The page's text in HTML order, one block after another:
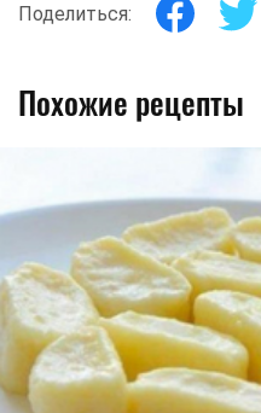
Поделиться:
Похожие рецепты